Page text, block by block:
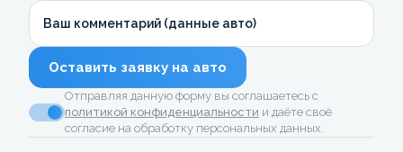
Ваш комментарий (данные авто)
Оставить заявку на авто
Отправляя данную форму вы соглашаетесь с
политикой конфиденциальности и даёте своё
согласие на обработку персональных данных.